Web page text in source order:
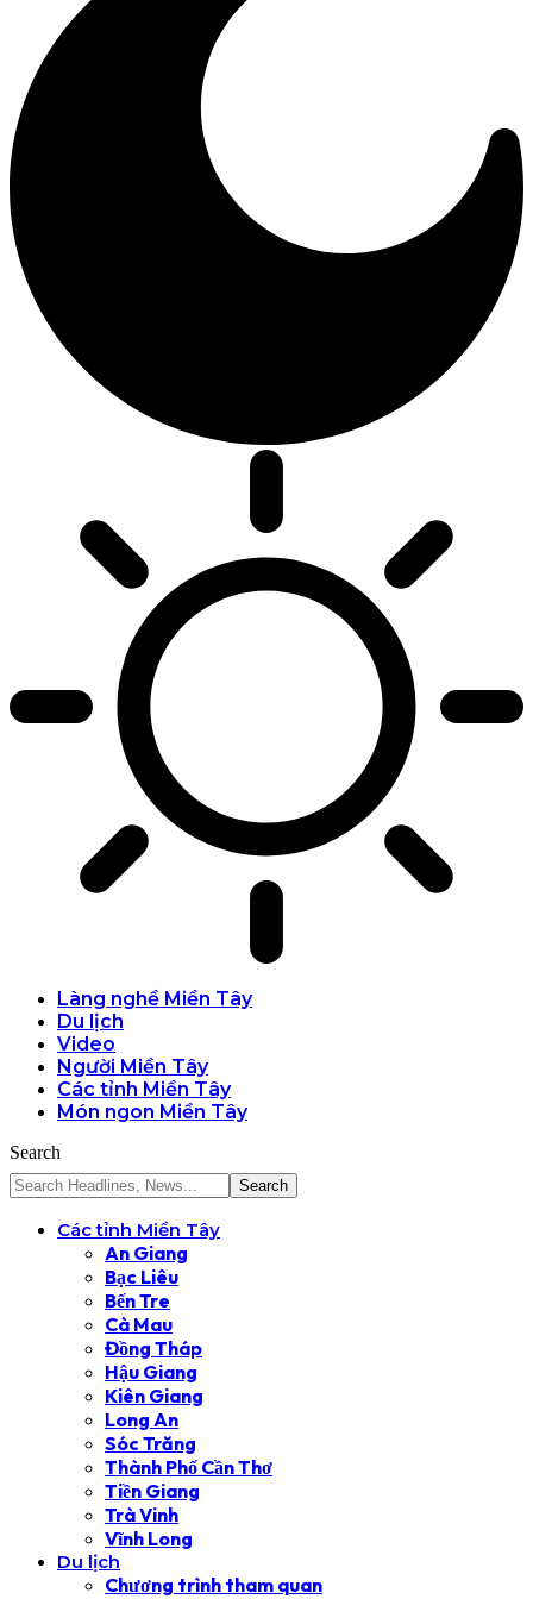
Làng nghề Miền Tây
Du lịch
Video
Người Miền Tây
Các tỉnh Miền Tây
Món ngon Miền Tây
Search
Các tỉnh Miền Tây
An Giang
Bạc Liêu
Bến Tre
Cà Mau
Đồng Tháp
Hậu Giang
Kiên Giang
Long An
Sóc Trăng
Thành Phố Cần Thơ
Tiền Giang
Trà Vinh
Vĩnh Long
Du lịch
Chương trình tham quan